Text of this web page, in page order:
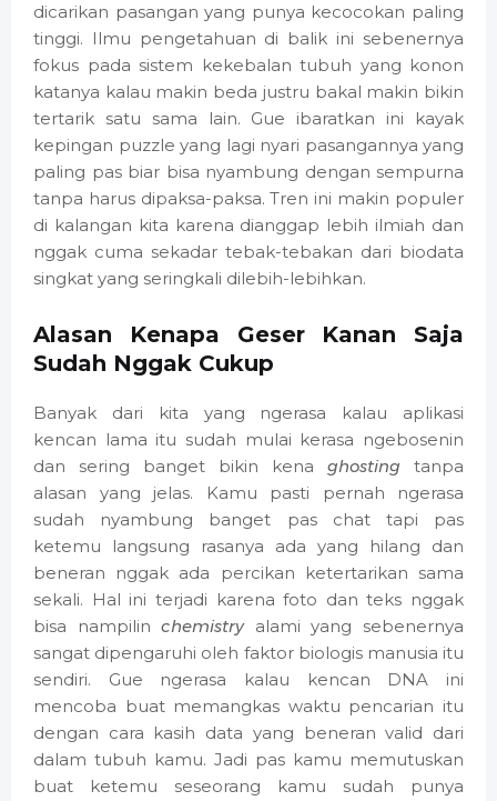
dicarikan pasangan yang punya kecocokan paling
tinggi. Ilmu pengetahuan di balik ini sebenernya
fokus pada sistem kekebalan tubuh yang konon
katanya kalau makin beda justru bakal makin bikin
tertarik satu sama lain. Gue ibaratkan ini kayak
kepingan puzzle yang lagi nyari pasangannya yang
paling pas biar bisa nyambung dengan sempurna
tanpa harus dipaksa-paksa. Tren ini makin populer
di kalangan kita karena dianggap lebih ilmiah dan
nggak cuma sekadar tebak-tebakan dari biodata
singkat yang seringkali dilebih-lebihkan.
Alasan Kenapa Geser Kanan Saja
Sudah Nggak Cukup
Banyak dari kita yang ngerasa kalau aplikasi
kencan lama itu sudah mulai kerasa ngebosenin
dan sering banget bikin kena ghosting tanpa
alasan yang jelas. Kamu pasti pernah ngerasa
sudah nyambung banget pas chat tapi pas
ketemu langsung rasanya ada yang hilang dan
beneran nggak ada percikan ketertarikan sama
sekali. Hal ini terjadi karena foto dan teks nggak
bisa nampilinchemistryalami yang sebenernya
sangat dipengaruhi oleh faktor biologis manusia itu
sendiri. Gue ngerasa kalau kencan DNA ini
mencoba buat memangkas waktu pencarian itu
dengan cara kasih data yang beneran valid dari
dalam tubuh kamu. Jadi pas kamu memutuskan
buat ketemu seseorang kamu sudah punya